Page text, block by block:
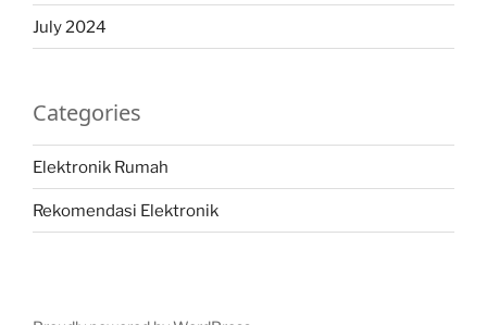
July 2024
Categories
Elektronik Rumah
Rekomendasi Elektronik